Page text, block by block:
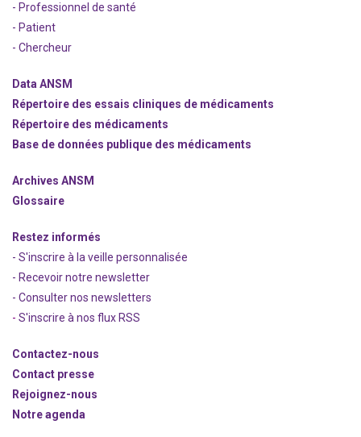
- Professionnel de santé
- Patient
- Chercheur
Data ANSM
Répertoire des essais cliniques de médicaments
Répertoire des médicaments
Base de données publique des médicaments
Archives ANSM
Glossaire
Restez informés
- S'inscrire à la veille personnalisée
- Recevoir notre newsletter
- Consulter nos newsletters
- S'inscrire à nos flux RSS
Contactez-nous
Contact presse
Rejoignez-nous
Notre agenda